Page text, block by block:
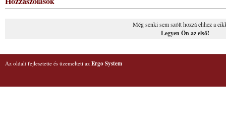
Még senki sem szólt hozzá ehhez a
Legyen Ön az első!
Az oldalt fejlesztette és üzemelteti az Ergo System